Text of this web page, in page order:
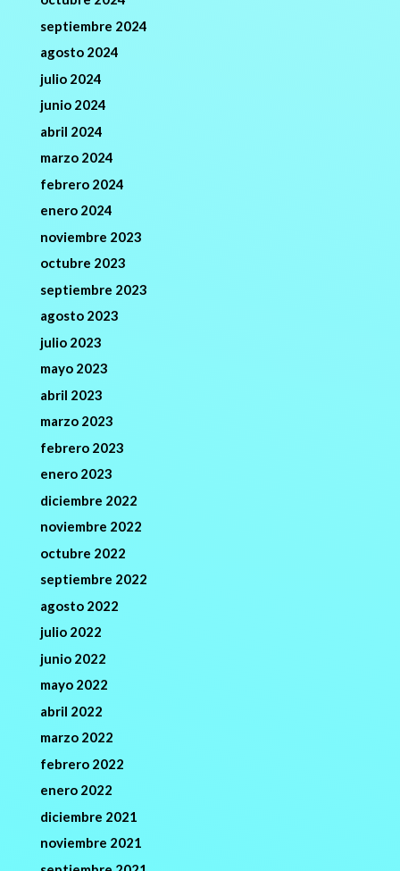
septiembre 2024
agosto 2024
julio 2024
junio 2024
abril 2024
marzo 2024
febrero 2024
enero 2024
noviembre 2023
octubre 2023
septiembre 2023
agosto 2023
julio 2023
mayo 2023
abril 2023
marzo 2023
febrero 2023
enero 2023
diciembre 2022
noviembre 2022
octubre 2022
septiembre 2022
agosto 2022
julio 2022
junio 2022
mayo 2022
abril 2022
marzo 2022
febrero 2022
enero 2022
diciembre 2021
noviembre 2021